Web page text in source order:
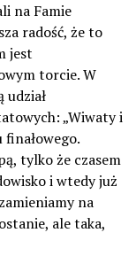
na Famie
radość, że to
jest
torcie. W
„Wiwaty i
tylko że czasem
i wtedy już
na
ale taka,